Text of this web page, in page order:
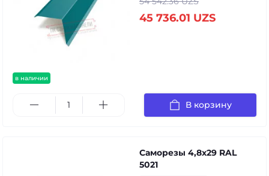
в наличии
45 736.01 UZS
В корзину
Саморезы 4,8х29 RAL
5021